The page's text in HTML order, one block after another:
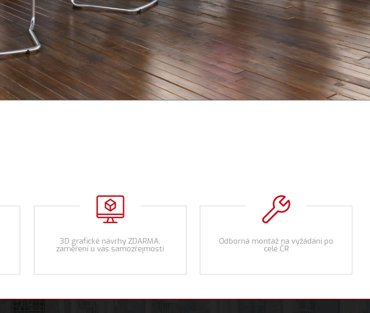
3D grafické návrhy ZDARMA,
zaměření u vás samozřejmostí
Odborná montáž na vyžádání po
celé ČR